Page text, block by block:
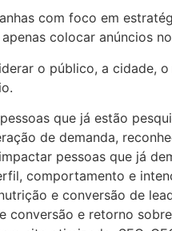
com foco em
colocar anúncios
o público, a cidade,
que já estão
de demanda,
pessoas que já
comportamento e
e conversão de
conversão e retorno